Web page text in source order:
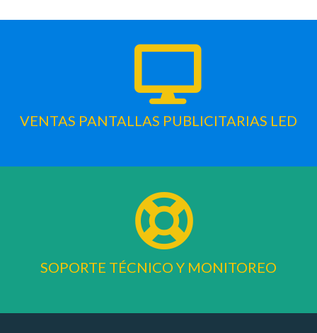
VENTAS PANTALLAS PUBLICITARIAS LED
SOPORTE TÉCNICO Y MONITOREO